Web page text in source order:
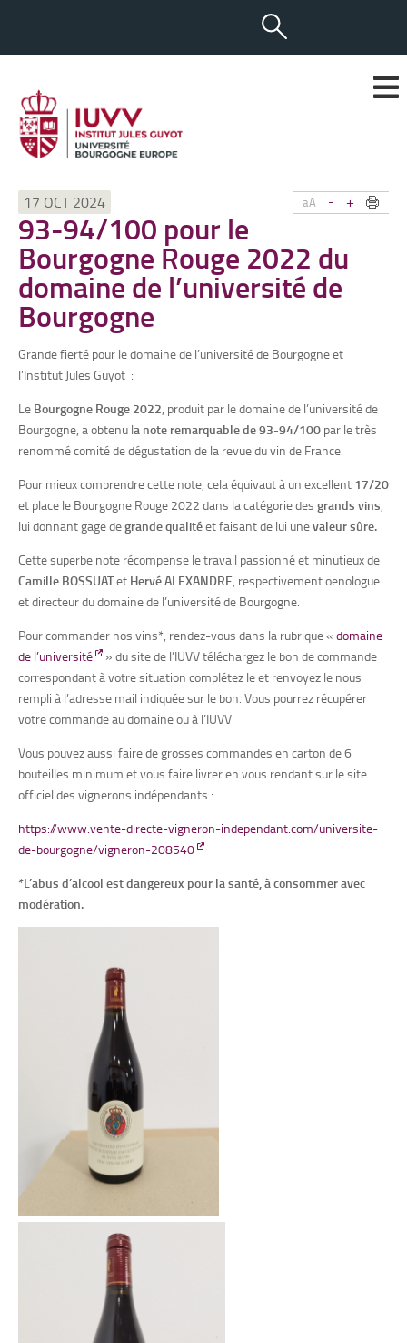
aA - +
17 OCT 2024
93-94/100 pour le
Bourgogne Rouge 2022 du
domaine de l’université de
Bourgogne
Grande fierté pour le domaine de l’université de Bourgogne et
l’Institut Jules Guyot :
Le Bourgogne Rouge 2022, produit par le domaine de l’université de
Bourgogne, a obtenu la note remarquable de 93-94/100 par le très
renommé comité de dégustation de la revue du vin de France.
Pour mieux comprendre cette note, cela équivaut à un excellent 17/20
et place le Bourgogne Rouge 2022 dans la catégorie des grands vins,
lui donnant gage degrande qualitéet faisant de lui unevaleur sûre.
Cette superbe note récompense le travail passionné et minutieux de
Camille BOSSUATet Hervé ALEXANDRE, respectivement oenologue
et directeur du domaine de l’université de Bourgogne.
Pour commander nos vins*, rendez-vous dans la rubrique « domaine
de l’université
» du site de l’IUVV téléchargez le bon de commande
correspondant à votre situation complétez le et renvoyez le nous
rempli à l’adresse mail indiquée sur le bon. Vous pourrez récupérer
votre commande au domaine ou à l’IUVV
Vous pouvez aussi faire de grosses commandes en carton de 6
bouteilles minimum et vous faire livrer en vous rendant sur le site
officiel des vignerons indépendants :
https://www.vente-directe-vigneron-independant.com/universite-
de-bourgogne/vigneron-208540
*L’abus d’alcool est dangereux pour la santé, à consommer avec
modération.